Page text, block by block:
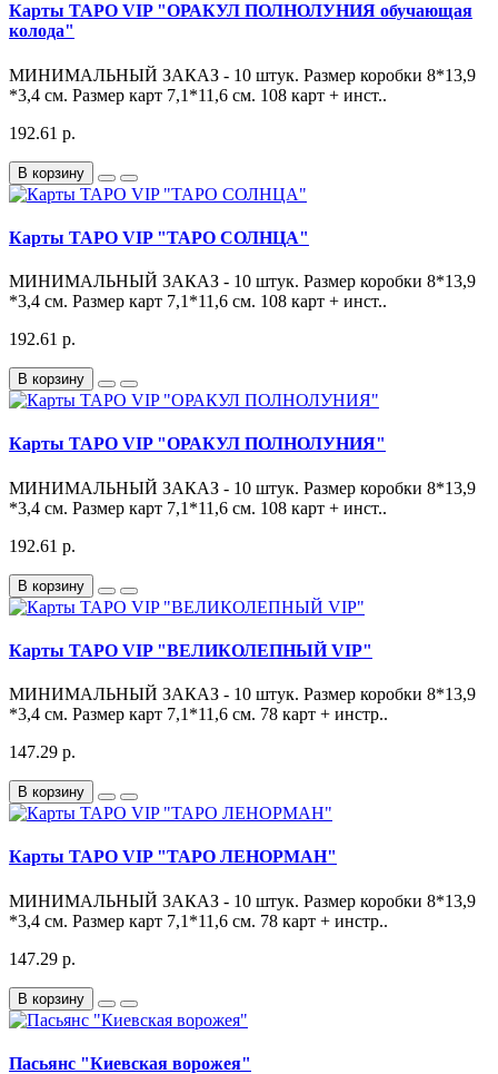
Карты ТАРО VIP "ОРАКУЛ ПОЛНОЛУНИЯ обучающая
колода"
МИНИМАЛЬНЫЙ ЗАКАЗ - 10 штук. Размер коробки 8*13,9
*3,4 см. Размер карт 7,1*11,6 см. 108 карт + инст..
192.61 р.
В корзину
Карты ТАРО VIP "ТАРО СОЛНЦА"
МИНИМАЛЬНЫЙ ЗАКАЗ - 10 штук. Размер коробки 8*13,9
*3,4 см. Размер карт 7,1*11,6 см. 108 карт + инст..
192.61 р.
В корзину
Карты ТАРО VIP "ОРАКУЛ ПОЛНОЛУНИЯ"
МИНИМАЛЬНЫЙ ЗАКАЗ - 10 штук. Размер коробки 8*13,9
*3,4 см. Размер карт 7,1*11,6 см. 108 карт + инст..
192.61 р.
В корзину
Карты ТАРО VIP "ВЕЛИКОЛЕПНЫЙ VIP"
МИНИМАЛЬНЫЙ ЗАКАЗ - 10 штук. Размер коробки 8*13,9
*3,4 см. Размер карт 7,1*11,6 см. 78 карт + инстр..
147.29 р.
В корзину
Карты ТАРО VIP "ТАРО ЛЕНОРМАН"
МИНИМАЛЬНЫЙ ЗАКАЗ - 10 штук. Размер коробки 8*13,9
*3,4 см. Размер карт 7,1*11,6 см. 78 карт + инстр..
147.29 р.
В корзину
Пасьянс "Киевская ворожея"